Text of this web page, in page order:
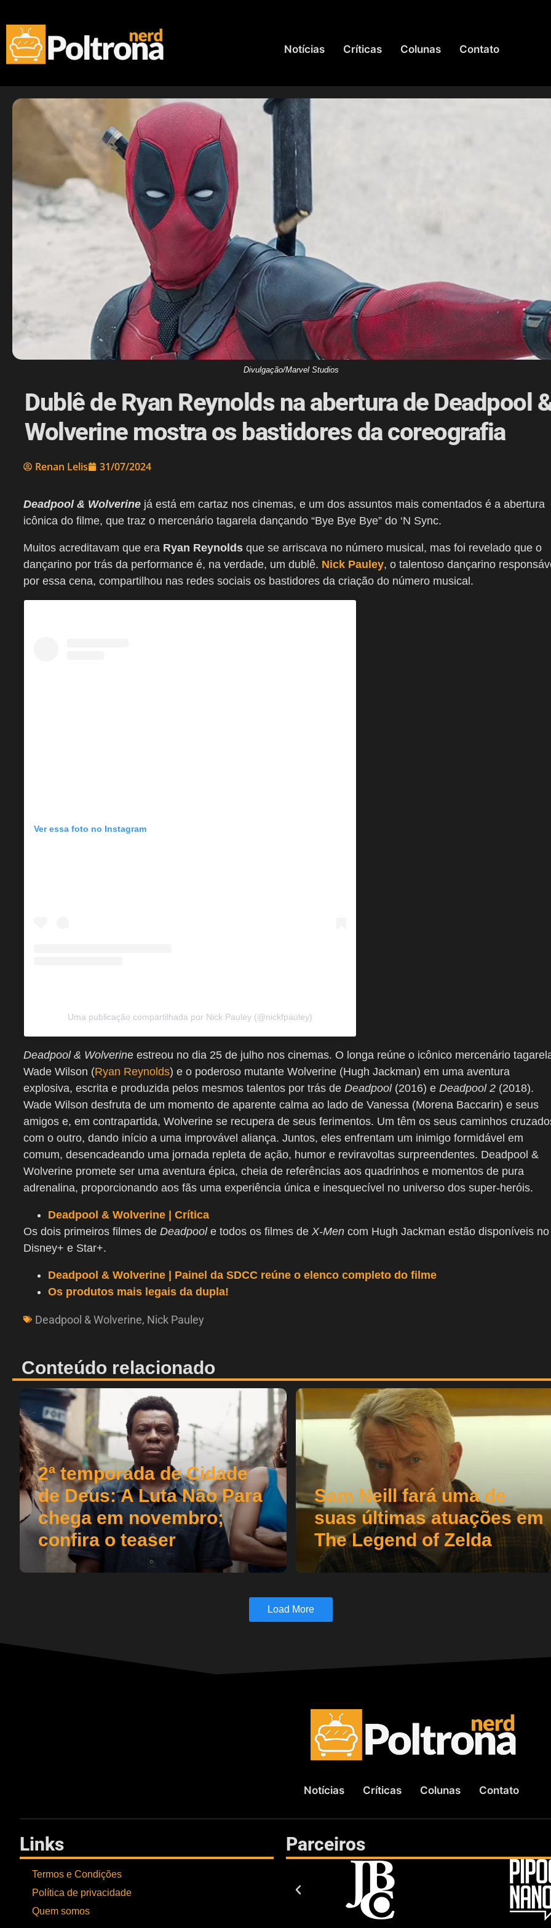
Notícias Críticas Colunas Contato
Divulgação/Marvel Studios
Dublê de Ryan Reynolds na abertura de Deadpool
Wolverine mostra os bastidores da coreografia
Renan Lelis 31/07/2024
Deadpool & Wolverine já está em cartaz nos cinemas, e um dos assuntos mais comentados é a abertura
icônica do filme, que traz o mercenário tagarela dançando “Bye Bye Bye” do ‘N Sync.
Muitos acreditavam que era Ryan Reynolds que se arriscava no número musical, mas foi revelado que o
dançarino por trás da performance é, na verdade, um dublê. Nick Pauley, o talentoso dançarino
por essa cena, compartilhou nas redes sociais os bastidores da criação do número musical.
Ver essa foto no Instagram
Uma publicação compartilhada por Nick Pauley (@nickfpauley)
Deadpool & Wolverine estreou no dia 25 de julho nos cinemas. O longa reúne o icônico mercenário
Wade Wilson (Ryan Reynolds) e o poderoso mutante Wolverine (Hugh Jackman) em uma aventura
explosiva, escrita e produzida pelos mesmos talentos por trás de Deadpool(2016) e Deadpool 2 (2018).
Wade Wilson desfruta de um momento de aparente calma ao lado de Vanessa (Morena Baccarin) e seus
amigos e, em contrapartida, Wolverine se recupera de seus ferimentos. Um têm os seus caminhos
com o outro, dando início a uma improvável aliança. Juntos, eles enfrentam um inimigo formidável em
comum, desencadeando uma jornada repleta de ação, humor e reviravoltas surpreendentes. Deadpool &
Wolverine promete ser uma aventura épica, cheia de referências aos quadrinhos e momentos de pura
adrenalina, proporcionando aos fãs uma experiência única e inesquecível no universo dos super-heróis.
Deadpool & Wolverine | Crítica
Os dois primeiros filmes de Deadpoole todos os filmes de X-Men com Hugh Jackman estão disponíveis no
Disney+ e Star+.
Deadpool & Wolverine | Painel da SDCC reúne o elenco completo do filme
Os produtos mais legais da dupla!
Deadpool & Wolverine, Nick Pauley
Conteúdo relacionado
2ª temporada de Cidade
de Deus: A Luta Não Para
chega em novembro;
confira o teaser
Sam Neill fará uma de
suas últimas atuações em
The Legend of Zelda
Load More
Notícias Críticas Colunas Contato
Links
Termos e Condições
Política de privacidade
Quem somos
Parceiros